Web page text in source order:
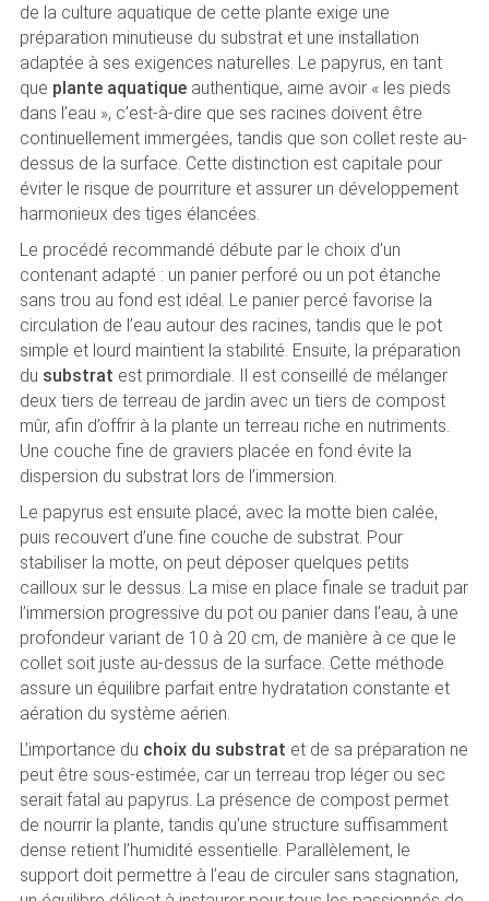
de la culture aquatique de cette plante exige une
préparation minutieuse du substrat et une installation
adaptée à ses exigences naturelles. Le papyrus, en tant
que plante aquatiqueauthentique, aime avoir « les pieds
dans l’eau », c’est-à-dire que ses racines doivent être
continuellement immergées, tandis que son collet reste au-
dessus de la surface. Cette distinction est capitale pour
éviter le risque de pourriture et assurer un développement
harmonieux des tiges élancées.
Le procédé recommandé débute par le choix d’un
contenant adapté : un panier perforé ou un pot étanche
sans trou au fond est idéal. Le panier percé favorise la
circulation de l’eau autour des racines, tandis que le pot
simple et lourd maintient la stabilité. Ensuite, la préparation
du substrat est primordiale. Il est conseillé de mélanger
deux tiers de terreau de jardin avec un tiers de compost
mûr, afin d’offrir à la plante un terreau riche en nutriments.
Une couche fine de graviers placée en fond évite la
dispersion du substrat lors de l’immersion.
Le papyrus est ensuite placé, avec la motte bien calée,
puis recouvert d’une fine couche de substrat. Pour
stabiliser la motte, on peut déposer quelques petits
cailloux sur le dessus. La mise en place finale se traduit par
l’immersion progressive du pot ou panier dans l’eau, à une
profondeur variant de 10 à 20 cm, de manière à ce que le
collet soit juste au-dessus de la surface. Cette méthode
assure un équilibre parfait entre hydratation constante et
aération du système aérien.
L’importance du choix du substrat et de sa préparation ne
peut être sous-estimée, car un terreau trop léger ou sec
serait fatal au papyrus. La présence de compost permet
de nourrir la plante, tandis qu’une structure suffisamment
dense retient l’humidité essentielle. Parallèlement, le
support doit permettre à l’eau de circuler sans stagnation,